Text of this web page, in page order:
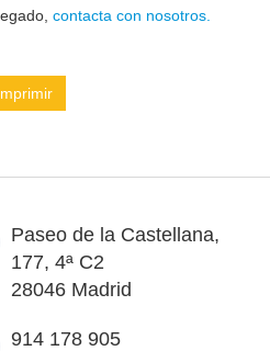
contacta con nosotros.
Paseo de la Castellana,
177, 4ª C2
28046 Madrid
914 178 905